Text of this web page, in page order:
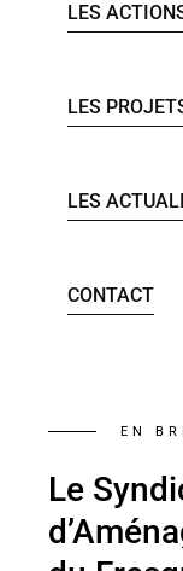
LES
LES
LES
CONTACT
EN
Le